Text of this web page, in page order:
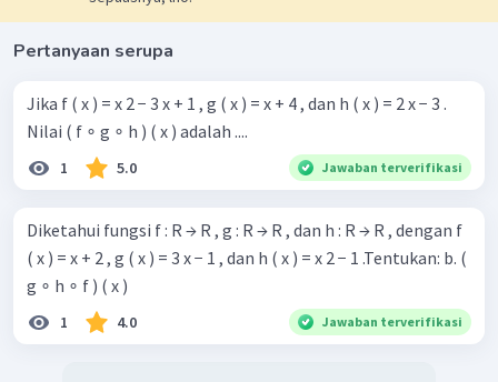
Pertanyaan serupa
Jika f ( x ) = x 2 − 3 x + 1 , g ( x ) = x + 4 , dan h ( x ) = 2 x − 3 .
Nilai ( f ∘ g ∘ h ) ( x ) adalah ....
1 5.0 Jawaban terverifikasi
Diketahui fungsi f : R → R , g : R → R , dan h : R → R , dengan f
( x ) = x + 2 , g ( x ) = 3 x − 1 , dan h ( x ) = x 2 − 1 .Tentukan: b. (
g ∘ h ∘ f ) ( x )
1 4.0 Jawaban terverifikasi